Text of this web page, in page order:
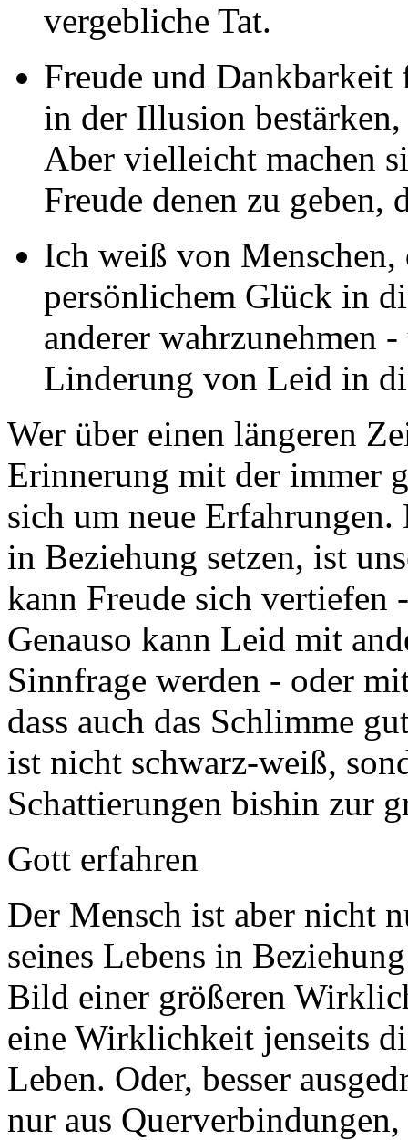
vergebliche Tat.
Freude und Dankbarkeit
in der Illusion
Aber vielleicht machen
Freude denen zu geben,
Ich weiß von
persönlichem Glück in
anderer wahrzunehmen
Linderung von Leid in
Wer über einen längeren
Erinnerung mit der immer
sich um neue
in Beziehung setzen, ist
kann Freude sich
Genauso kann Leid mit
Sinnfrage werden - oder
dass auch das Schlimme
ist nicht schwarz-weiß,
Schattierungen bishin zur
Gott erfahren
Der Mensch ist aber nicht
seines Lebens in
Bild einer größeren
eine Wirklichkeit jenseits
Leben. Oder, besser
nur aus